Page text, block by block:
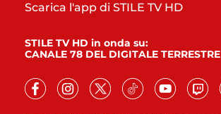
Scarica l'app di STILE TV HD
STILE TV HD in onda su:
CANALE 78 DEL DIGITALE TERRESTRE